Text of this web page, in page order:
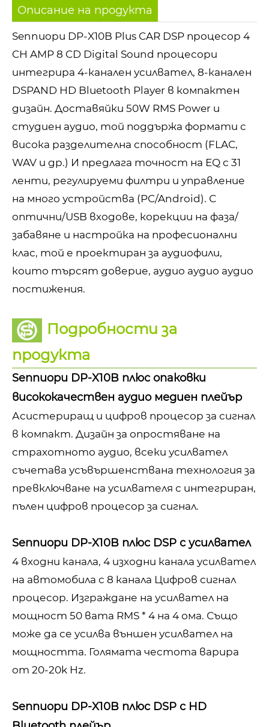
Описание на продукта
Sennuopu DP-X10B Plus CAR DSP процесор 4
CH AMP 8 CD Digital Sound процесори
интегрира 4-канален усилвател, 8-канален
DSPAND HD Bluetooth Player в компактен
дизайн. Доставяйки 50W RMS Power и
студиен аудио, той поддържа формати с
висока разделителна способност (FLAC,
WAV и др.) И предлага точност на EQ с 31
ленти, регулируеми филтри и управление
на много устройства (PC/Android). С
оптични/USB входове, корекции на фаза/
забавяне и настройка на професионални
клас, той е проектиран за аудиофили,
които търсят доверие, аудио аудио аудио
постижения.
Подробности за
продукта
Sennuopu DP-X10B плюс опаковки
висококачествен аудио медиен плейър
Асистериращ и цифров процесор за сигнал
в компакт. Дизайн за опростяване на
страхотното аудио, всеки усилвател
съчетава усъвършенствана технология за
превключване на усилвателя с интегриран,
пълен цифров процесор за сигнал.
Sennuopu DP-X10B плюс DSP с усилвател
4 входни канала, 4 изходни канала усилвател
на автомобила с 8 канала Цифров сигнал
процесор. Изграждане на усилвател на
мощност 50 вата RMS * 4 на 4 ома. Също
може да се усилва външен усилвател на
мощността. Голямата честота варира
от 20-20k Hz.
Sennuopu DP-X10B плюс DSP с HD